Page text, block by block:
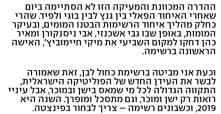
ההדרה המכוונת והמעיקה הזו לא הסתיימה ביום
שאחרי האיחוד הפאלי בין גנץ לבין בוגי ולפיד. שהרי
כחלק מהליך איחוד הרשימות הבטנו המומים, ובעיקר
המומות, באופן שבו גבי אשכנזי, אבי ניסנקורן ומאיר
כהן דחקו למקום השביעי את מיקי חיימוביץ', האישה
הראשונה ברשימה.
וכעת אני מביטה ברשימת כחול לבן, זאת שאמורה
לבשר את העידן החדש של הפוליטיקה הישראלית,
התקווה הגדולה לכל מי שמאס בישן ובמוכר, אבל עיניי
רואות רק ישן ומוכר, וגם מתסכל ומופרך. השנה היא
2019, וכשבונים רשימה – צריך לבחור בפינצטה.